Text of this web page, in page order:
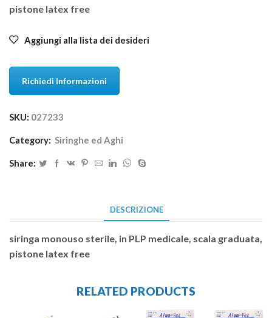
pistone latex free
Aggiungi alla lista dei desideri
Richiedi Informazioni
SKU: 027233
Category: Siringhe ed Aghi
Share:
DESCRIZIONE
siringa monouso sterile, in PLP medicale, scala graduata,
pistone latex free
RELATED PRODUCTS